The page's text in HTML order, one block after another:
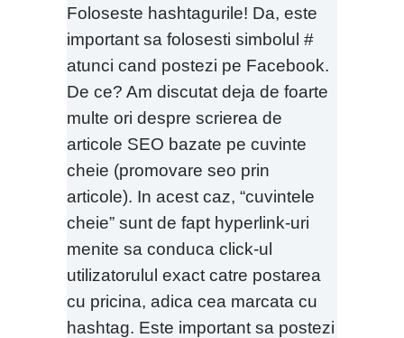
Foloseste hashtagurile! Da, este
important sa folosesti simbolul #
atunci cand postezi pe Facebook.
De ce? Am discutat deja de foarte
multe ori despre scrierea de
articole SEO bazate pe cuvinte
cheie (promovare seo prin
articole). In acest caz, “cuvintele
cheie” sunt de fapt hyperlink-uri
menite sa conduca click-ul
utilizatorulul exact catre postarea
cu pricina, adica cea marcata cu
hashtag. Este important sa postezi